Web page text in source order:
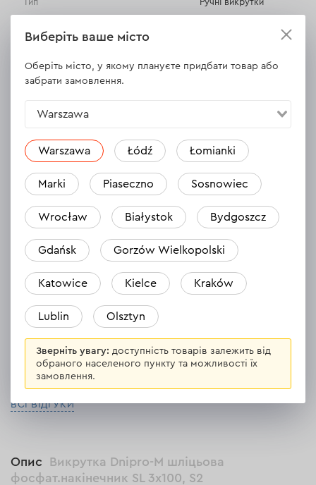
Твердість
Ручка
ВСІ ХАРАКТЕРИСТИКИ
Відгуки 1
Tobiasz
REWELACJA ! POLECAM !
ВСІ ВІДГУКИ
Опис
Викрутка Dnipro-M шліцьова
фосфат.накінечник SL 3х100, S2
Виберіть ваше місто
Оберіть місто, у якому плануєте придбати товар або
забрати замовлення.
Warszawa
Warszawa Łódź Łomianki
Marki Piaseczno Sosnowiec
Wrocław Białystok Bydgoszcz
Gdańsk Gorzów Wielkopolski
Katowice Kielce Kraków
Lublin Olsztyn
Зверніть увагу: доступність товарів залежить від
обраного населеного пункту та можливості їх
замовлення.